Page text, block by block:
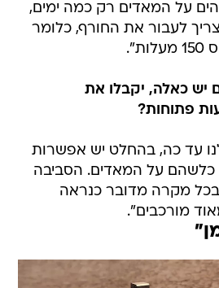
על המאדים רק כמה ימים,
לעבור את החורף, כלומר
יש כאלה, יקבלו את
פתוחות?
עד כה, בהחלט יש אפשרות
כלשהם על המאדים. הסביבה
מקרה מדובר כנראה
מורכבים".